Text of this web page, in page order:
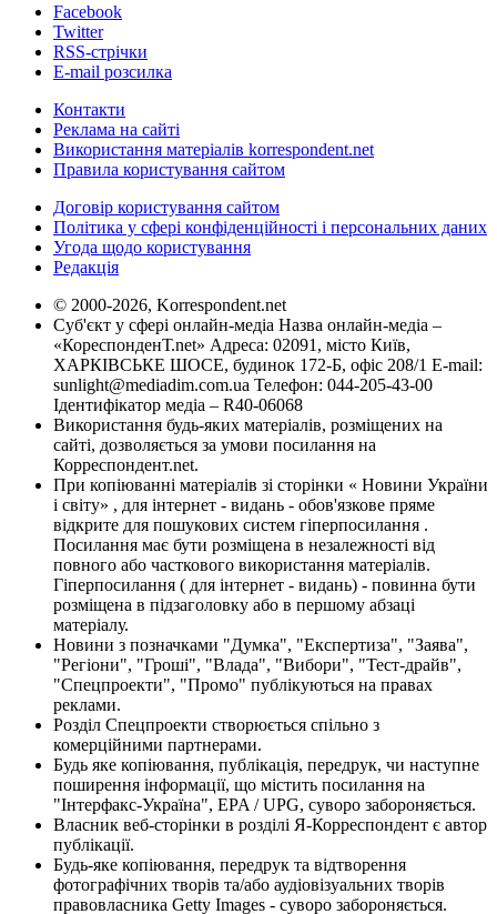
Facebook
Twitter
RSS-стрічки
E-mail розсилка
Контакти
Реклама на сайті
Використання матеріалів korrespondent.net
Правила користування сайтом
Договір користування сайтом
Політика у сфері конфіденційності і персональних даних
Угода щодо користування
Редакція
© 2000-2026, Korrespondent.net
Суб'єкт у сфері онлайн-медіа Назва онлайн-медіа –
«КореспонденТ.net» Адреса: 02091, місто Київ,
ХАРКІВСЬКЕ ШОСЕ, будинок 172-Б, офіс 208/1 E-mail:
sunlight@mediadim.com.ua Телефон: 044-205-43-00
Ідентифікатор медіа – R40-06068
Використання будь-яких матеріалів, розміщених на
сайті, дозволяється за умови посилання на
Корреспондент.net.
При копіюванні матеріалів зі сторінки « Новини України
і світу» , для інтернет - видань - обов'язкове пряме
відкрите для пошукових систем гіперпосилання .
Посилання має бути розміщена в незалежності від
повного або часткового використання матеріалів.
Гіперпосилання ( для інтернет - видань) - повинна бути
розміщена в підзаголовку або в першому абзаці
матеріалу.
Новини з позначками "Думка", "Експертиза", "Заява",
"Регіони", "Гроші", "Влада", "Вибори", "Тест-драйв",
"Спецпроекти", "Промо" публікуються на правах
реклами.
Розділ Спецпроекти створюється спільно з
комерційними партнерами.
Будь яке копіювання, публікація, передрук, чи наступне
поширення інформації, що містить посилання на
"Інтерфакс-Україна", EPA / UPG, суворо забороняється.
Власник веб-сторінки в розділі Я-Корреспондент є автор
публікації.
Будь-яке копіювання, передрук та відтворення
фотографічних творів та/або аудіовізуальних творів
правовласника Getty Images - суворо забороняється.